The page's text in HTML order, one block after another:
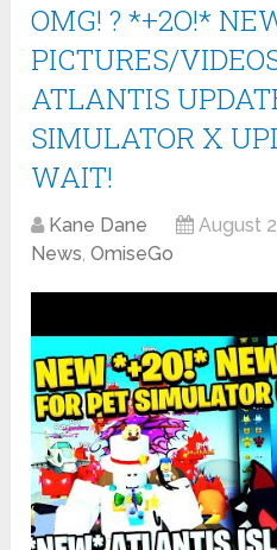
OMG! ? *+2O!*
PICTURES/
ATLANTIS
SIMULATOR X
WAIT!
Kane Dane August
News,OmiseGo